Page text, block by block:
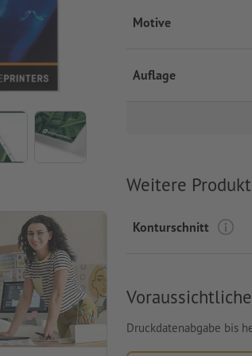
Motive
Auflage
Weitere
Konturschnitt
Druckdatenabgabe bis